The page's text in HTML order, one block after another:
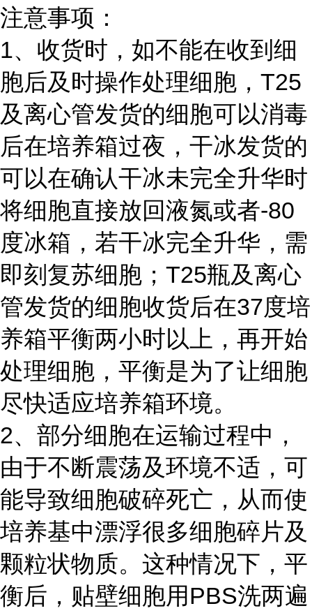
注意事项：
1、收货时，如不能在收到细
胞后及时操作处理细胞，T25
及离心管发货的细胞可以消毒
后在培养箱过夜，干冰发货的
可以在确认干冰未完全升华时
将细胞直接放回液氮或者-80
度冰箱，若干冰完全升华，需
即刻复苏细胞；T25瓶及离心
管发货的细胞收货后在37度培
养箱平衡两小时以上，再开始
处理细胞，平衡是为了让细胞
尽快适应培养箱环境。
2、部分细胞在运输过程中，
由于不断震荡及环境不适，可
能导致细胞破碎死亡，从而使
培养基中漂浮很多细胞碎片及
颗粒状物质。这种情况下，平
衡后，贴壁细胞用PBS洗两遍